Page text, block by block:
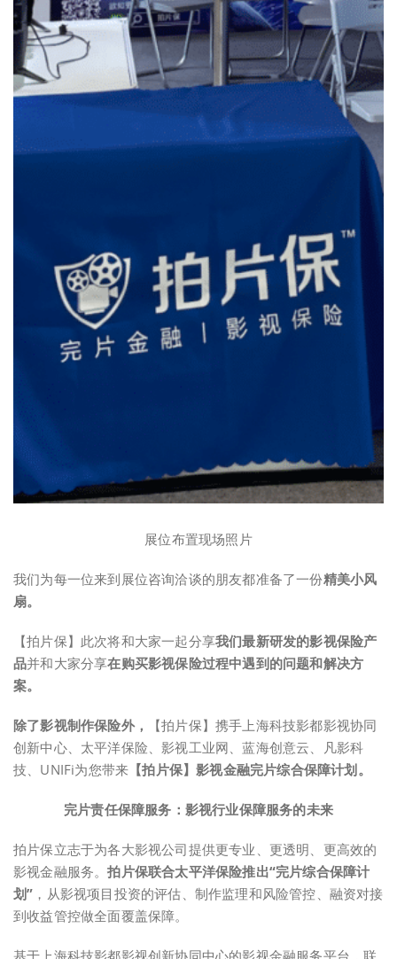
展位布置现场照片
我们为每一位来到展位咨询洽谈的朋友都准备了一份精美小风
扇。
【拍片保】此次将和大家一起分享我们最新研发的影视保险产
品并和大家分享在购买影视保险过程中遇到的问题和解决方
案。
除了影视制作保险外，
【拍片保】携手上海科技影都影视协同
创新中心、太平洋保险、影视工业网、蓝海创意云、凡影科
技、UNIFi为您带来 【拍片保】影视金融完片综合保障计划。
完片责任保障服务：影视行业保障服务的未来
拍片保立志于为各大影视公司提供更专业、更透明、更高效的
影视金融服务。拍片保联合太平洋保险推出“完片综合保障计
划” ，从影视项目投资的评估、制作监理和风险管控、融资对接
到收益管控做全面覆盖保障。
基于上海科技影都影视创新协同中心的影视金融服务平台，联